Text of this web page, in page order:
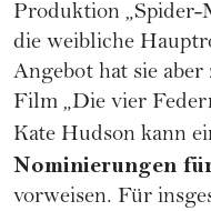
Produktion „Spider-
die weibliche
Angebot hat sie
Film „Die vier
Kate Hudson kann
Nominierungen
vorweisen. Für